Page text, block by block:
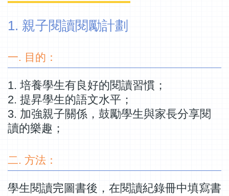
1. 親子閱讀閱勵計劃
一. 目的：
1. 培養學生有良好的閱讀習慣；
2. 提昇學生的語文水平；
3. 加強親子關係，鼓勵學生與家長分享閱
讀的樂趣；
二. 方法：
學生閱讀完 圖書後，在閱讀紀錄冊中填寫書